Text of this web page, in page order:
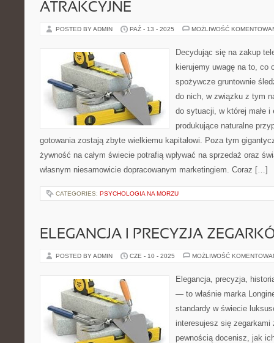
ATRAKCYJNE
POSTED BY ADMIN PAŹ - 13 - 2025 MOŻLIWOŚĆ
Decydując się na zakup
kierujemy uwagę na to, co
spożywcze gruntownie
do nich, w związku z tym
do sytuacji, w której małe
produkujące naturalne
gotowania zostają zbyte wielkiemu kapitałowi. Poza tym
żywność na całym świecie potrafią wpływać na sprzedaż oraz
własnym niesamowicie dopracowanym marketingiem. Coraz […]
CATEGORIES: PSYCHOLOGIA NA MORZU
ELEGANCJA I PRECYZJA
POSTED BY ADMIN CZE - 10 - 2025 MOŻLIWOŚĆ
Elegancja, precyzja,
— to właśnie marka
standardy w świecie
interesujesz się
pewnością docenisz, jak